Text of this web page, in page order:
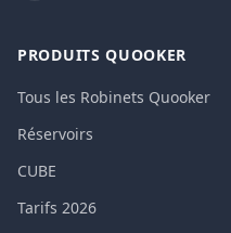
PRODUITS QUOOKER
Tous les Robinets Quooker
Réservoirs
CUBE
Tarifs 2026